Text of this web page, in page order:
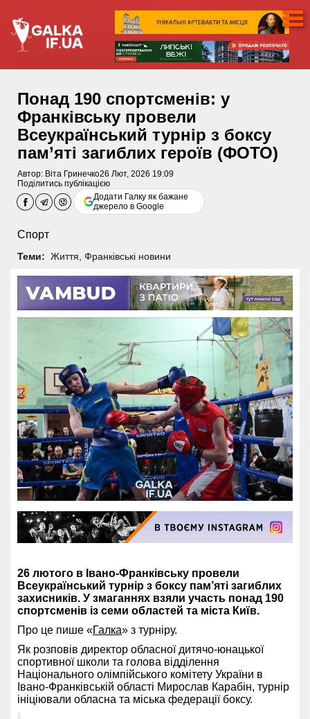
Понад 190 спортсменів: у
Франківську провели
Всеукраїнський турнір з боксу
пам’яті загиблих героїв (ФОТО)
Автор: Віта Гринечко26 Лют, 2026 19:09
Поділитись публікацією
Додати Галку як бажане
джерело в Google
Спорт
Теми: Життя Франківські новини
26 лютого в Івано-Франківську провели
Всеукраїнський турнір з боксу пам’яті загиблих
захисників. У змаганнях взяли участь понад 190
спортсменів із семи областей та міста Київ.
Про це пише «Галка» з турніру.
Як розповів директор обласної дитячо-юнацької
спортивної школи та голова відділення
Національного олімпійського комітету України в
Івано-Франківській області Мирослав Карабін, турнір
ініціювали обласна та міська федерації боксу.